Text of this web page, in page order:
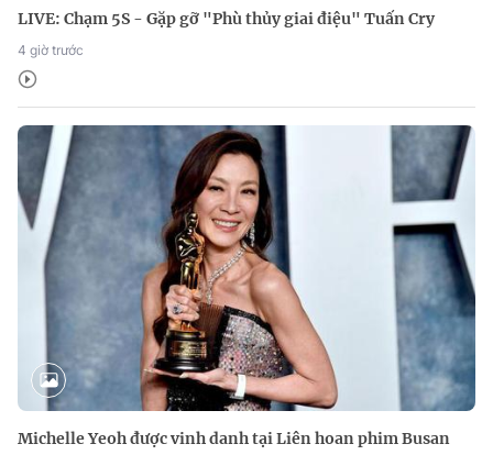
LIVE: Chạm 5S - Gặp gỡ "Phù thủy giai điệu" Tuấn Cry
4 giờ trước
Michelle Yeoh được vinh danh tại Liên hoan phim Busan